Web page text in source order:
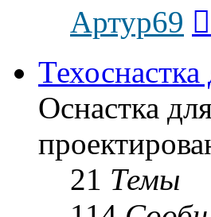
Артур69
Техоснастка
Оснастка
21 Темы